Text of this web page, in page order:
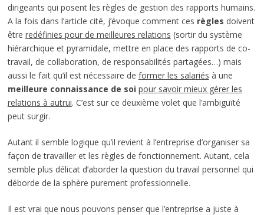
dirigeants qui posent les règles de gestion des rapports humains.
A la fois dans l’article cité, j’évoque comment ces règles doivent
être redéfinies pour de meilleures relations (sortir du système
hiérarchique et pyramidale, mettre en place des rapports de co-
travail, de collaboration, de responsabilités partagées…) mais
aussi le fait qu’il est nécessaire de former les salariés à une
meilleure connaissance de soi pour savoir mieux gérer les
relations à autrui. C’est sur ce deuxième volet que l’ambiguïté
peut surgir.
Autant il semble logique qu’il revient à l’entreprise d’organiser sa
façon de travailler et les règles de fonctionnement. Autant, cela
semble plus délicat d’aborder la question du travail personnel qui
déborde de la sphère purement professionnelle.
Il est vrai que nous pouvons penser que l’entreprise a juste à